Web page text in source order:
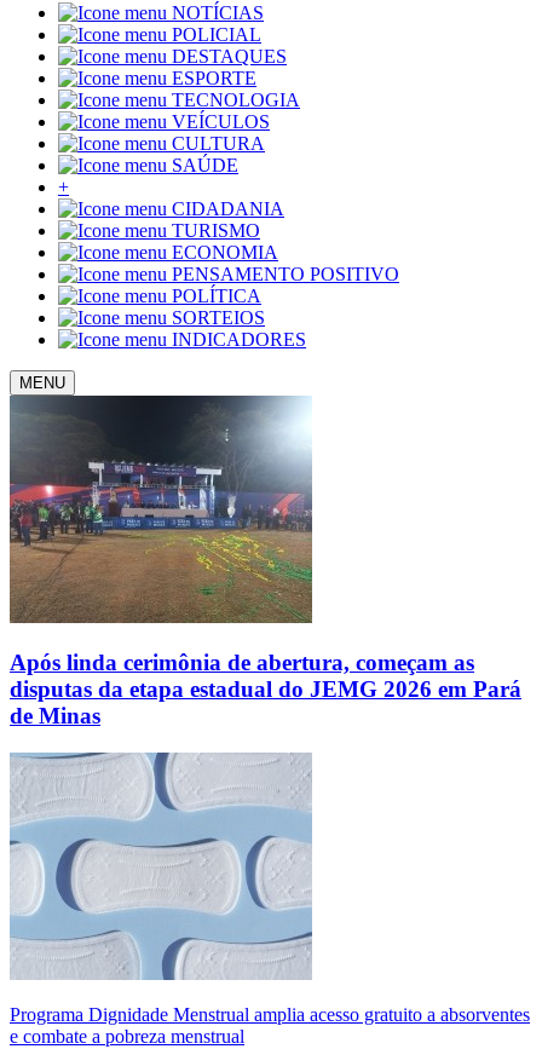
NOTÍCIAS
POLICIAL
DESTAQUES
ESPORTE
TECNOLOGIA
VEÍCULOS
CULTURA
SAÚDE
+
CIDADANIA
TURISMO
ECONOMIA
PENSAMENTO POSITIVO
POLÍTICA
SORTEIOS
INDICADORES
MENU
Após linda cerimônia de abertura, começam as
disputas da etapa estadual do JEMG 2026 em Pará
de Minas
Programa Dignidade Menstrual amplia acesso gratuito a absorventes
e combate a pobreza menstrual